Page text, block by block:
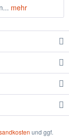
mehr
und ggf.